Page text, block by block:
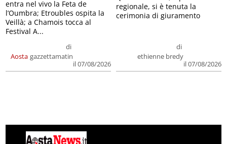
Aosta
di
gazzettamatin
il 07/08/2026
entra nel vivo la Feta de
l’Oumbra; Etroubles ospita la
Veillà; a Chamois tocca al
Festival A...
di
ethienne bredy
il 07/08/2026
regionale, si è tenuta la
cerimonia di giuramento